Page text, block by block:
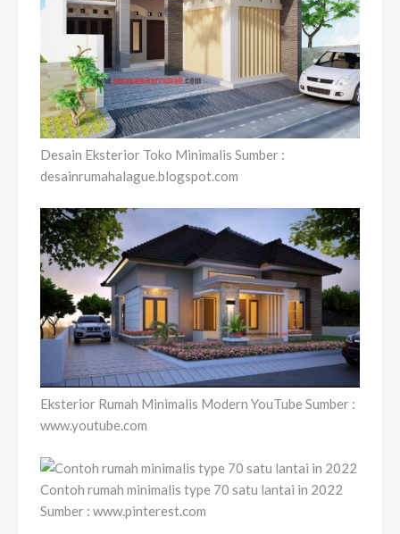
Desain Eksterior Toko Minimalis Sumber :
desainrumahalague.blogspot.com
Eksterior Rumah Minimalis Modern YouTube Sumber :
www.youtube.com
Contoh rumah minimalis type 70 satu lantai in 2022
Sumber : www.pinterest.com